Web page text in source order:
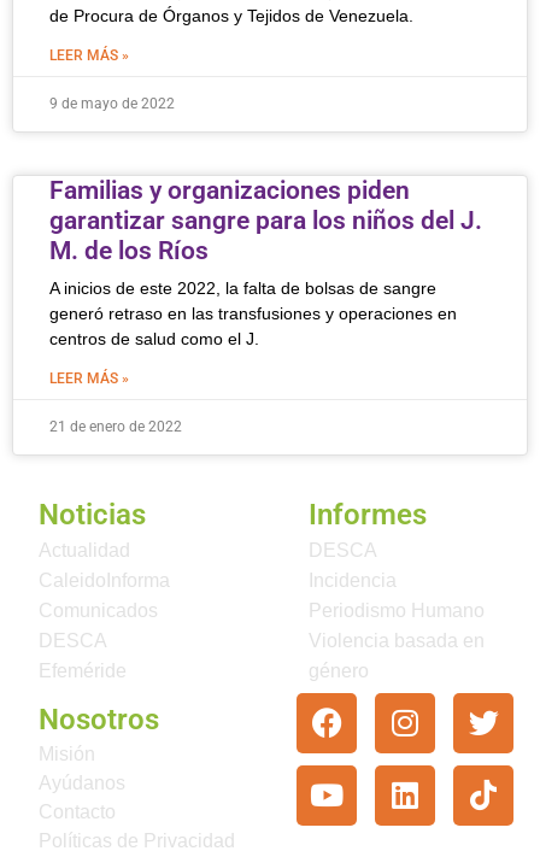
de Procura de Órganos y Tejidos de Venezuela.
LEER MÁS »
9 de mayo de 2022
Familias y organizaciones piden
garantizar sangre para los niños del J.
M. de los Ríos
A inicios de este 2022, la falta de bolsas de sangre
generó retraso en las transfusiones y operaciones en
centros de salud como el J.
LEER MÁS »
21 de enero de 2022
Noticias
Actualidad
CaleidoInforma
Comunicados
DESCA
Efeméride
Informes
DESCA
Incidencia
Periodismo Humano
Violencia basada en
género
Nosotros
Misión
Ayúdanos
Contacto
Políticas de Privacidad